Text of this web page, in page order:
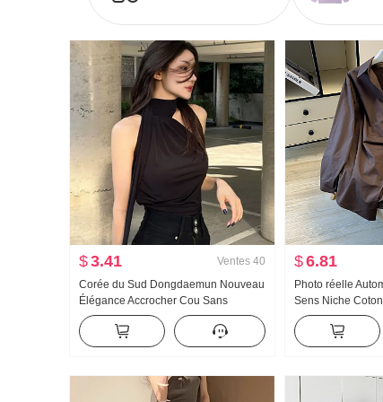
$3.41 Ventes 40
Corée du Sud Dongdaemun Nouveau
Élégance Accrocher Cou Sans
manches Gilet pour les femmes
Rosée Clavicule Féminin Affichage
Figure Ruban flottant Top Tendance
$6.81
Photo réelle
Sens Niche
Décoration
Manches longues
femmes